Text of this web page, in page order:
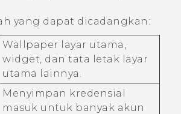
yang dapat dicadangkan:
Wallpaper layar utama,
widget, dan tata letak layar
utama lainnya.
Menyimpan kredensial
masuk untuk banyak akun